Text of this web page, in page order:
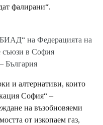
фалирани“.
на Федерацията на
съюзи в София
България
и алтернативи, които
София“ –
на възобновяеми
от изкопаем газ,